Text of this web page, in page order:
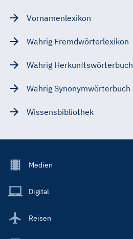
Vornamenlexikon
Wahrig Fremdwörterlexikon
Wahrig Herkunftswörterbuch
Wahrig Synonymwörterbuch
Wissensbibliothek
Footer
Main
Medien
Digital
Reisen